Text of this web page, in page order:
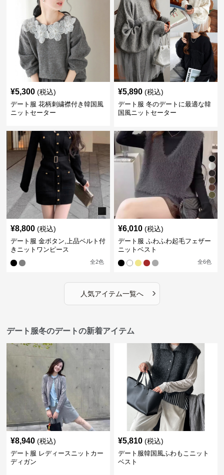
¥5,300 (税込)
デート服 花柄刺繍襟付き韓国風
ニットセーター
¥5,890 (税込)
デート服 冬のデートに最適な韓
国風ニットセーター
¥8,800 (税込)
デート服 金ボタン,上品ベルト付
きニットワンピース
全2色
¥6,010 (税込)
デート服 ふわふわ起毛フェザー
ニットベスト
全6色
人気アイテム一覧へ ›
デート服冬のデートの新着アイテム
¥8,940 (税込)
デート服 レディースニットカー
ディガン
¥5,810 (税込)
デート服韓国風ふわもこニット
ベスト